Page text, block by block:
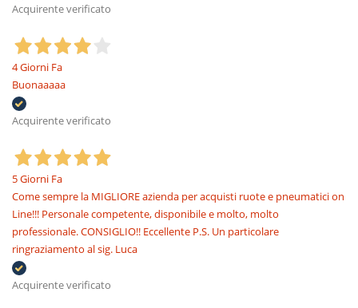
Acquirente verificato
4 Giorni Fa
Buonaaaaa
Acquirente verificato
5 Giorni Fa
Come sempre la MIGLIORE azienda per acquisti ruote e pneumatici on
Line!!! Personale competente, disponibile e molto, molto
professionale. CONSIGLIO!! Eccellente P.S. Un particolare
ringraziamento al sig. Luca
Acquirente verificato